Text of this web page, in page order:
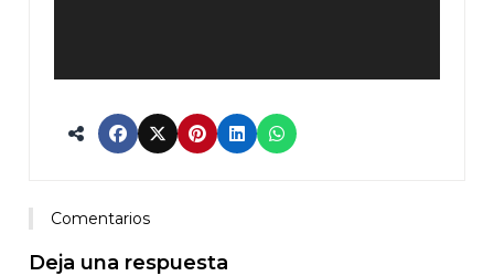
Comentarios
Deja una respuesta